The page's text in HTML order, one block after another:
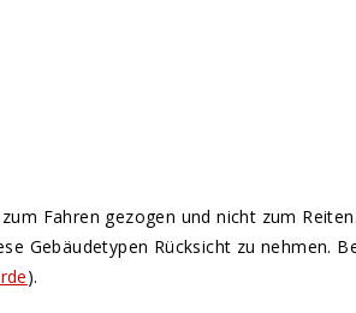
Fahren gezogen und nicht zum
Gebäudetypen Rücksicht zu nehmen.
).